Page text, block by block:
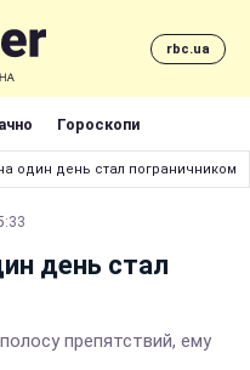
rbc.ua
Гороскопи
один день стал пограничником
день стал
препятствий, ему